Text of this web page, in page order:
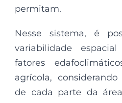
permitam.
Nesse sistema, é
variabilidade
fatores
agrícola,
de cada parte da